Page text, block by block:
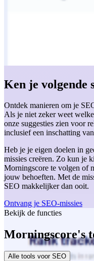
Ken je volgende
Ontdek manieren om je
Als je niet zeker weet
onze suggesties zien voor
inclusief een inschatting
Heb je je eigen doelen in
missies creëren. Zo kun je
Morningscore te volgen of
jouw behoeften. Met de
SEO makkelijker dan ooit.
Ontvang je SEO-missies
Bekijk de functies
Morningscore's
Alle tools voor SEO